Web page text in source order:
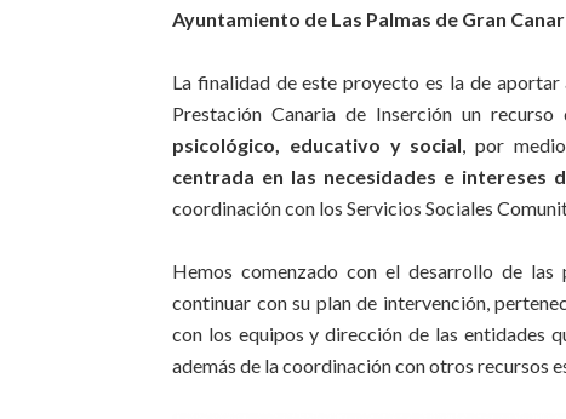
Ayuntamiento de Las Palmas de Gran
La finalidad de este proyecto es la de
Prestación Canaria de Inserción un recurso
psicológico, educativo y social , por
centrada en las necesidades e intereses
coordinación con los Servicios Sociales
Hemos comenzado con el desarrollo de las
continuar con su plan de intervención,
con los equipos y dirección de las entidades
además de la coordinación con otros recursos